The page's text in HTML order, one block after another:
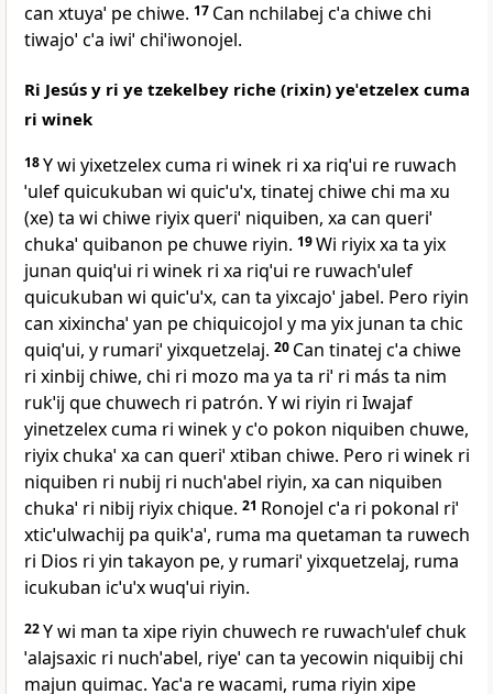
can xtuyaˈ pe chiwe. 17 Can nchilabej cˈa chiwe chi
tiwajoˈ cˈa iwiˈ chiˈiwonojel.
Ri Jesús y ri ye tzekelbey riche (rixin) yeˈetzelex cuma
ri winek
18Y wi yixetzelex cuma ri winek ri xa riqˈui re ruwach
ˈulef quicukuban wi quicˈuˈx, tinatej chiwe chi ma xu
(xe) ta wi chiwe riyix queriˈ niquiben, xa can queriˈ
chukaˈ quibanon pe chuwe riyin. 19Wi riyix xa ta yix
junan quiqˈui ri winek ri xa riqˈui re ruwachˈulef
quicukuban wi quicˈuˈx, can ta yixcajoˈ jabel. Pero riyin
can xixinchaˈ yan pe chiquicojol y ma yix junan ta chic
quiqˈui, y rumariˈ yixquetzelaj. 20 Can tinatej cˈa chiwe
ri xinbij chiwe, chi ri mozo ma ya ta riˈ ri más ta nim
rukˈij que chuwech ri patrón. Y wi riyin ri Iwajaf
yinetzelex cuma ri winek y cˈo pokon niquiben chuwe,
riyix chukaˈ xa can queriˈ xtiban chiwe. Pero ri winek ri
niquiben ri nubij ri nuchˈabel riyin, xa can niquiben
chukaˈ ri nibij riyix chique. 21 Ronojel cˈa ri pokonal riˈ
xticˈulwachij pa quikˈaˈ, ruma ma quetaman ta ruwech
ri Dios ri yin takayon pe, y rumariˈ yixquetzelaj, ruma
icukuban icˈuˈx wuqˈui riyin.
22Y wi man ta xipe riyin chuwech re ruwachˈulef chuk
ˈalajsaxic ri nuchˈabel, riyeˈ can ta yecowin niquibij chi
majun quimac. Yacˈa re wacami, ruma riyin xipe